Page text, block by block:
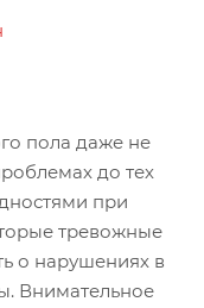
пола даже не
до тех
при
тревожные
о нарушениях в
Внимательное